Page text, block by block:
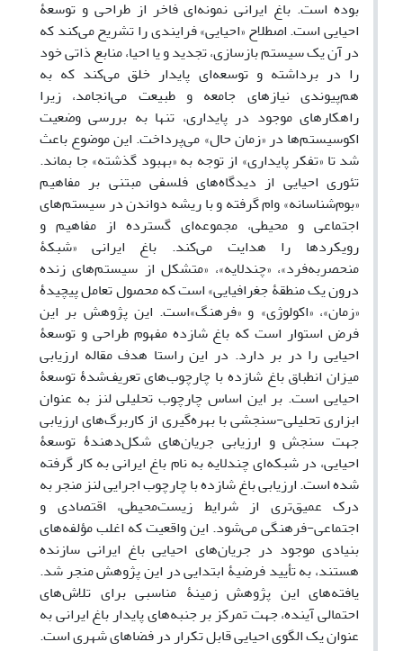
بوده است. باغ ایرانی نمونه‌ای فاخر از طراحی و توسعۀ
احیایی است. اصطلاح «احیایی» فرایندی را تشریح می‌کند که
در آن یک سیستم بازسازی، تجدید و یا احیا، منابع ذاتی خود
را در برداشته و توسعه‌ای پایدار خلق می‌کند که به
هم‌پیوندی نیازهای جامعه و طبیعت می‌انجامد، زیرا
راهکارهای موجود در پایداری، تنها به بررسی وضعیت
اکوسیستم‌ها در «زمان حال» می‌پرداخت. این موضوع باعث
شد تا «تفکر پایداری» از توجه به «بهبود گذشته» جا بماند.
تئوری احیایی از دیدگاه‌های فلسفی مبتنی بر مفاهیم
«بوم‌شناسانه» وام گرفته و با ریشه دواندن در سیستم‌های
اجتماعی و محیطی، مجموعه‌ای گسترده از مفاهیم و
رویکردها را هدایت می‌کند. باغ ایرانی «شبکۀ
منحصربه‌فرد»، «چندلایه»، «متشکل از سیستم‌های زنده
درون یک منطقۀ جغرافیایی» است که محصول تعامل پیچیدۀ
«زمان»، «اکولوژی» و «فرهنگ»است. این پژوهش بر این
فرض استوار است که باغ شازده مفهوم طراحی و توسعۀ
احیایی را در بر دارد. در این راستا هدف مقاله ارزیابی
میزان انطباق باغ شازده با چارچوب‌های تعریف‌شدۀ توسعۀ
احیایی است. بر این اساس چارچوب تحلیلی لنز به عنوان
ابزاری تحلیلی-سنجشی با بهره‌گیری از کاربرگ‌های ارزیابی
جهت سنجش و ارزیابی جریان‌های شکل‌دهندۀ توسعۀ
احیایی، در شبکه‌ای چندلایه به نام باغ ایرانی به کار گرفته
شده است. ارزیابی باغ شازده با چارچوب اجرایی لنز منجر به
درک عمیق‌تری از شرایط زیست‌محیطی، اقتصادی و
اجتماعی-فرهنگی می‌شود. این واقعیت که اغلب مؤلفه‌های
بنیادی موجود در جریان‌های احیایی باغ ایرانی سازنده
هستند، به تأیید فرضیۀ ابتدایی در این پژوهش منجر شد.
یافته‌های این پژوهش زمینۀ مناسبی برای تلاش‌های
احتمالی آینده، جهت تمرکز بر جنبه‌های پایدار باغ ایرانی به
عنوان یک الگوی احیایی قابل تکرار در فضاهای شهری است.